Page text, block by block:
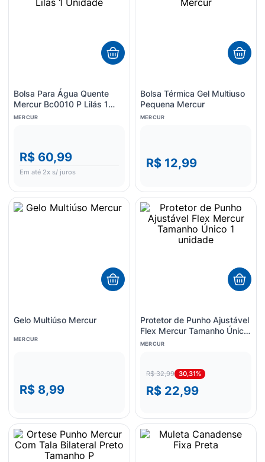
Bolsa Para Água Quente
Mercur Bc0010 P Lilás 1
Unidade
MERCUR
R$ 60,99
Em até 2x s/ juros
Bolsa Térmica Gel Multiuso
Pequena Mercur
MERCUR
R$ 12,99
Gelo Multiúso Mercur
MERCUR
R$ 8,99
Protetor de Punho Ajustável
Flex Mercur Tamanho Único
1 unidade
MERCUR
R$ 32,99 30,31%
R$ 22,99